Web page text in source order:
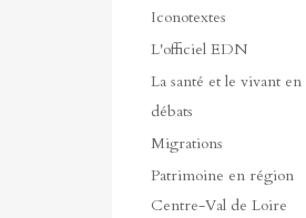
Iconotextes
L'officiel EDN
La santé et le vivant en
débats
Migrations
Patrimoine en région
Centre-Val de Loire